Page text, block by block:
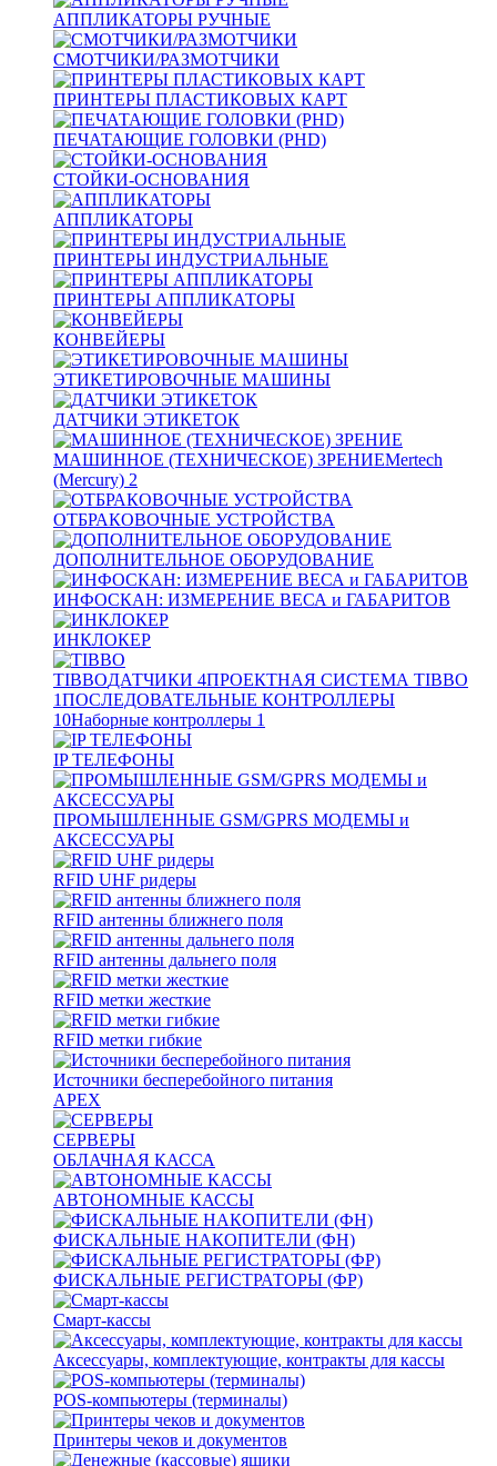
АППЛИКАТОРЫ РУЧНЫЕ
СМОТЧИКИ/РАЗМОТЧИКИ
ПРИНТЕРЫ ПЛАСТИКОВЫХ КАРТ
ПЕЧАТАЮЩИЕ ГОЛОВКИ (PHD)
СТОЙКИ-ОСНОВАНИЯ
АППЛИКАТОРЫ
ПРИНТЕРЫ ИНДУСТРИАЛЬНЫЕ
ПРИНТЕРЫ АППЛИКАТОРЫ
КОНВЕЙЕРЫ
ЭТИКЕТИРОВОЧНЫЕ МАШИНЫ
ДАТЧИКИ ЭТИКЕТОК
МАШИННОЕ (ТЕХНИЧЕСКОЕ) ЗРЕНИЕMertech
(Mercury) 2
ОТБРАКОВОЧНЫЕ УСТРОЙСТВА
ДОПОЛНИТЕЛЬНОЕ ОБОРУДОВАНИЕ
ИНФОСКАН: ИЗМЕРЕНИЕ ВЕСА и ГАБАРИТОВ
ИНКЛОКЕР
TIBBOДАТЧИКИ 4ПРОЕКТНАЯ СИСТЕМА TIBBO
1ПОСЛЕДОВАТЕЛЬНЫЕ КОНТРОЛЛЕРЫ
10Наборные контроллеры 1
IP ТЕЛЕФОНЫ
ПРОМЫШЛЕННЫЕ GSM/GPRS МОДЕМЫ и
АКСЕССУАРЫ
RFID UHF ридеры
RFID антенны ближнего поля
RFID антенны дальнего поля
RFID метки жесткие
RFID метки гибкие
Источники бесперебойного питания
APEX
СЕРВЕРЫ
ОБЛАЧНАЯ КАССА
АВТОНОМНЫЕ КАССЫ
ФИСКАЛЬНЫЕ НАКОПИТЕЛИ (ФН)
ФИСКАЛЬНЫЕ РЕГИСТРАТОРЫ (ФР)
Смарт-кассы
Аксессуары, комплектующие, контракты для кассы
POS-компьютеры (терминалы)
Принтеры чеков и документов